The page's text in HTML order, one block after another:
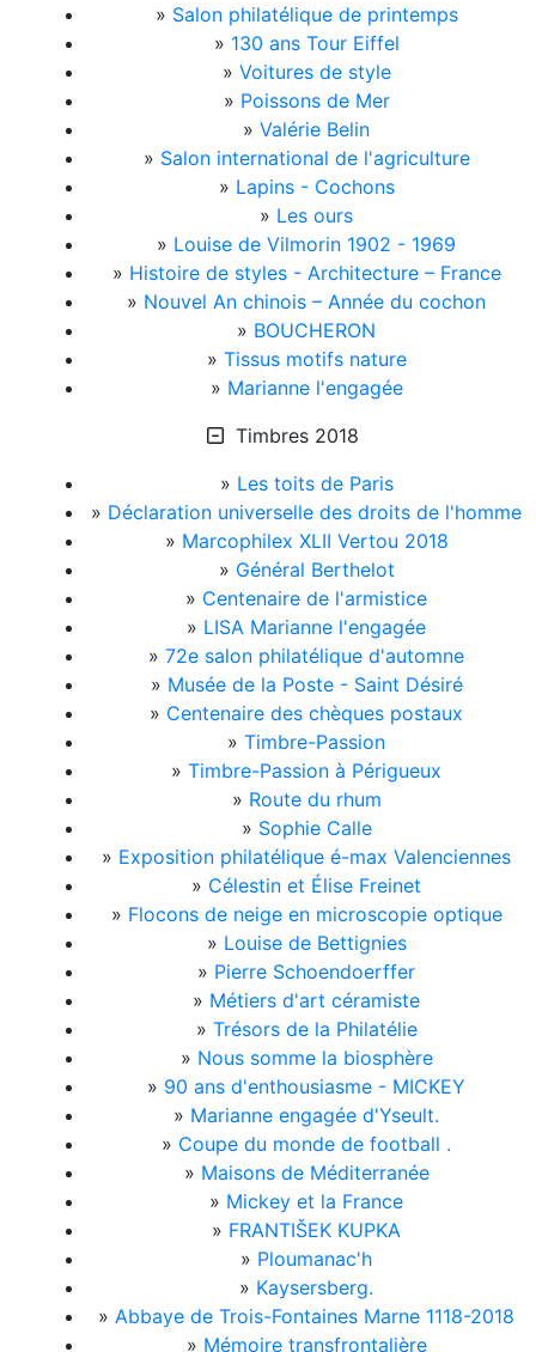
» Salon philatélique de printemps
» 130 ans Tour Eiffel
» Voitures de style
» Poissons de Mer
» Valérie Belin
» Salon international de l'agriculture
» Lapins - Cochons
» Les ours
» Louise de Vilmorin 1902 - 1969
» Histoire de styles - Architecture – France
» Nouvel An chinois – Année du cochon
» BOUCHERON
» Tissus motifs nature
» Marianne l'engagée
Timbres 2018
» Les toits de Paris
» Déclaration universelle des droits de l'homme
» Marcophilex XLII Vertou 2018
» Général Berthelot
» Centenaire de l'armistice
» LISA Marianne l'engagée
» 72e salon philatélique d'automne
» Musée de la Poste - Saint Désiré
» Centenaire des chèques postaux
» Timbre-Passion
» Timbre-Passion à Périgueux
» Route du rhum
» Sophie Calle
» Exposition philatélique é-max Valenciennes
» Célestin et Élise Freinet
» Flocons de neige en microscopie optique
» Louise de Bettignies
» Pierre Schoendoerffer
» Métiers d'art céramiste
» Trésors de la Philatélie
» Nous somme la biosphère
» 90 ans d'enthousiasme - MICKEY
» Marianne engagée d'Yseult.
» Coupe du monde de football .
» Maisons de Méditerranée
» Mickey et la France
» FRANTIŠEK KUPKA
» Ploumanac'h
» Kaysersberg.
» Abbaye de Trois-Fontaines Marne 1118-2018
» Mémoire transfrontalière